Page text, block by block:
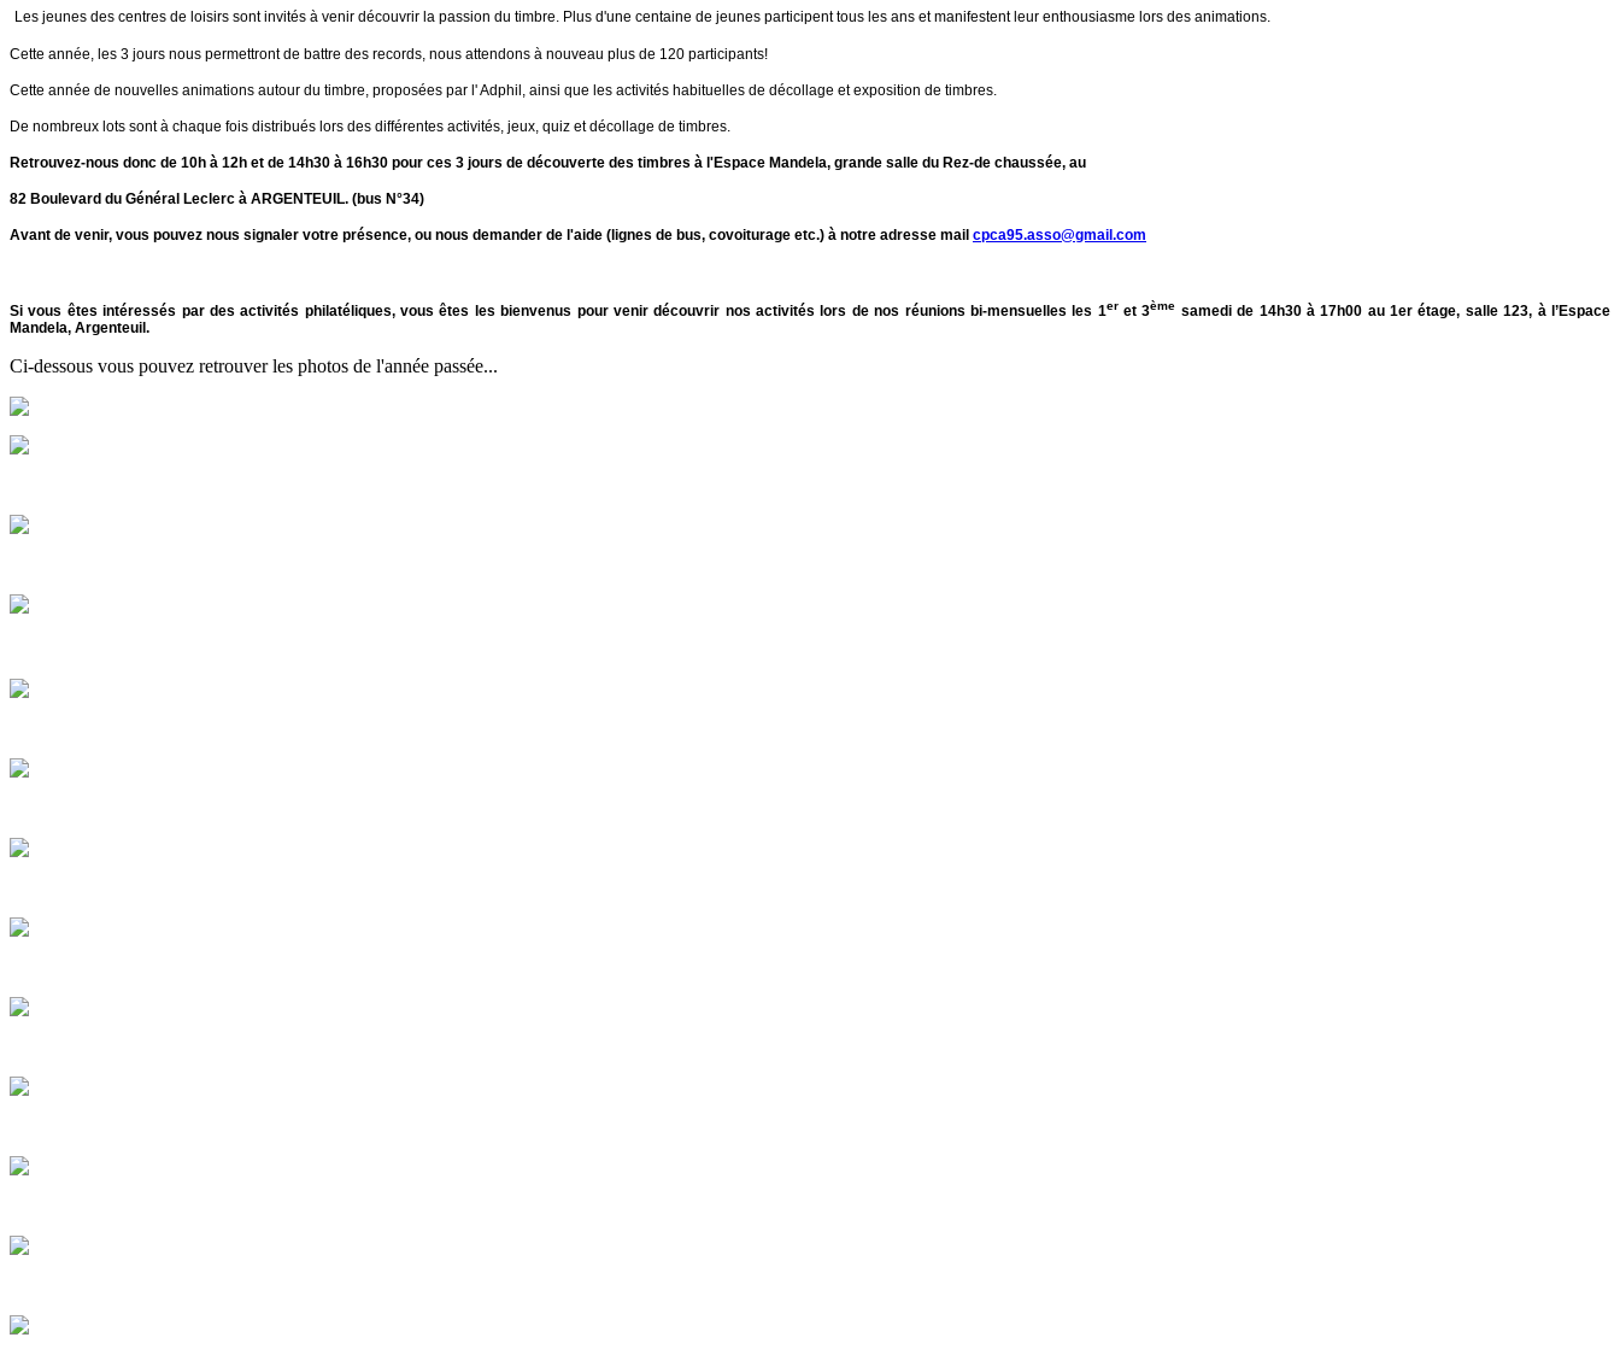
Les jeunes des centres de loisirs sont invités à venir découvrir la passion du timbre. Plus d'une centaine de jeunes participent tous les ans et manifestent leur enthousiasme lors des animations.
Cette année, les 3 jours nous permettront de battre des records, nous attendons à nouveau plus de 120 participants!
Cette année de nouvelles animations autour du timbre, proposées par l' Adphil, ainsi que les activités habituelles de décollage et exposition de timbres.
De nombreux lots sont à chaque fois distribués lors des différentes activités, jeux, quiz et décollage de timbres.
Retrouvez-nous donc de 10h à 12h et de 14h30 à 16h30 pour ces 3 jours de découverte des timbres à l'Espace Mandela, grande salle du Rez-de chaussée, au
82 Boulevard du Général Leclerc à ARGENTEUIL. (bus N°34)
Avant de venir, vous pouvez nous signaler votre présence, ou nous demander de l'aide (lignes de bus, covoiturage etc.) à notre adresse mail cpca95.asso@gmail.com
Si vous êtes intéressés par des activités philatéliques, vous êtes les bienvenus pour venir découvrir nos activités lors de nos réunions bi-mensuelles les 1eret 3ème samedi de 14h30 à 17h00 au 1er étage, salle 123, à l’Espace
Mandela, Argenteuil.
Ci-dessous vous pouvez retrouver les photos de l'année passée...